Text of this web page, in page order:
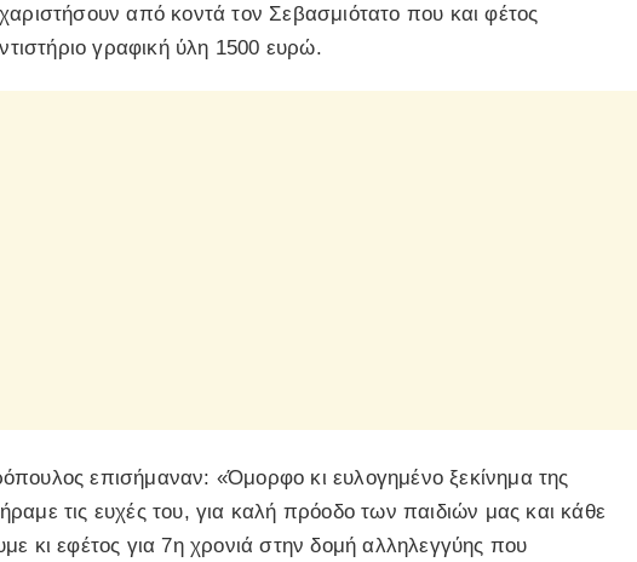
από κοντά τον Σεβασμιότατο που και φέτος
γραφική ύλη 1500 ευρώ.
επισήμαναν: «Όμορφο κι ευλογημένο ξεκίνημα της
τις ευχές του, για καλή πρόοδο των παιδιών μας και κάθε
κι εφέτος για 7η χρονιά στην δομή αλληλεγγύης που